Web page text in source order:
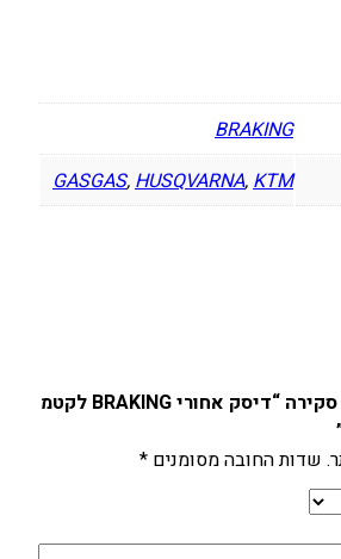
BRAKING
GASGAS, HUSQVARNA, KTM
היה הראשון לכתוב סקירה “דיסק אחורי BRAKING לקטמ
שדות החובה מסומנים *